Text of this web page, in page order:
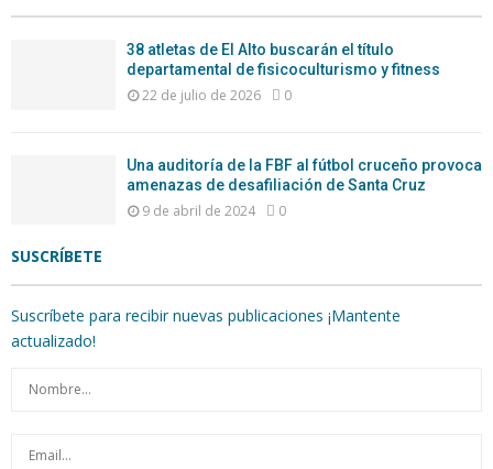
38 atletas de El Alto buscarán el título
departamental de fisicoculturismo y fitness
22 de julio de 2026 0
Una auditoría de la FBF al fútbol cruceño provoca
amenazas de desafiliación de Santa Cruz
9 de abril de 2024 0
SUSCRÍBETE
Suscríbete para recibir nuevas publicaciones ¡Mantente
actualizado!